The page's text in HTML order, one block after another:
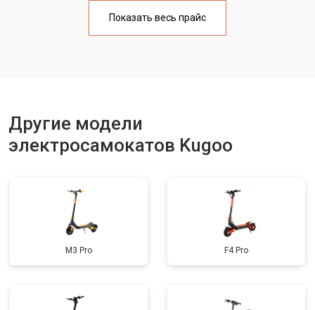
Замена аккумулятора от 1000 ₽
Показать весь прайс
Другие модели
электросамокатов Kugoo
M3 Pro F4 Pro